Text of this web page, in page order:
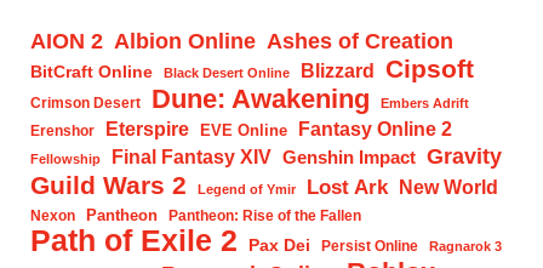
AION 2 Albion Online Ashes of Creation
BitCraft Online Black Desert Online Blizzard Cipsoft
Crimson Desert Dune: Awakening Embers Adrift
Erenshor Eterspire EVE Online Fantasy Online 2
Fellowship Final Fantasy XIV Genshin Impact Gravity
Guild Wars 2 Legend of Ymir Lost Ark New World
Nexon Pantheon Pantheon: Rise of the Fallen
Path of Exile 2 Pax Dei Persist Online Ragnarok 3